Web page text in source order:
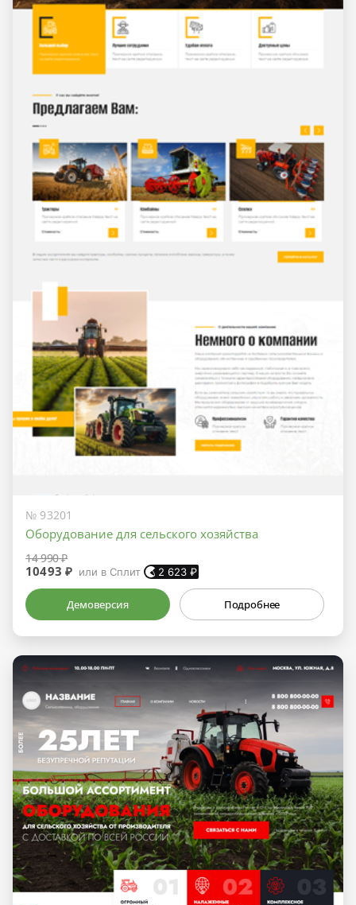
№ 93201
Оборудование для сельского хозяйства
14 990 ₽
10493 ₽ или в Сплит 2 623 ₽
Демоверсия Подробнее